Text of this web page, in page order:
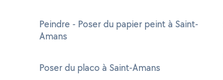
Peindre - Poser du papier peint à Saint-
Amans
Poser du placo à Saint-Amans